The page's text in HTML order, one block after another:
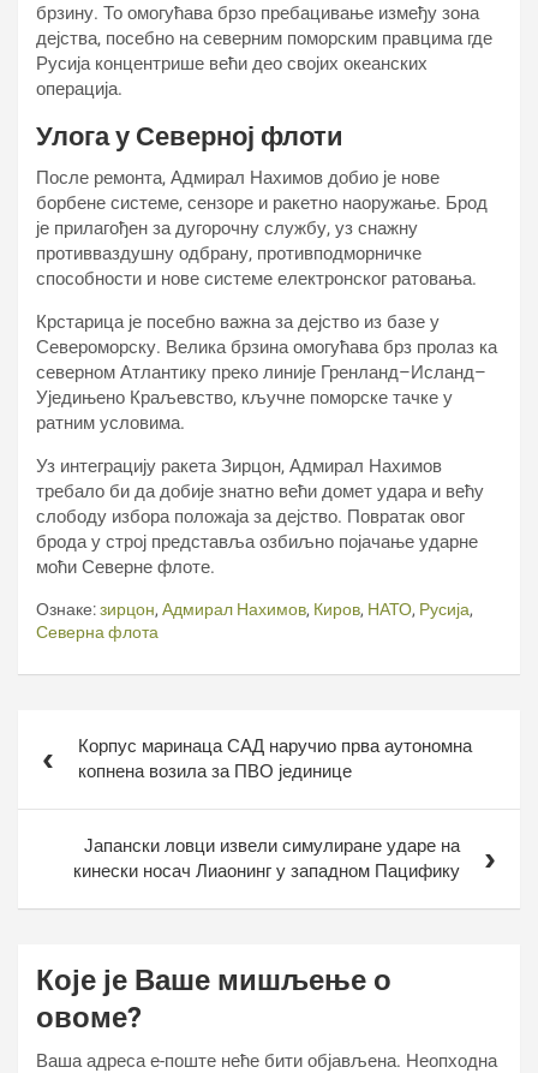
брзину. То омогућава брзо пребацивање између зона
дејства, посебно на северним поморским правцима где
Русија концентрише већи део својих океанских
операција.
Улога у Северној флоти
После ремонта, Адмирал Нахимов добио је нове
борбене системе, сензоре и ракетно наоружање. Брод
је прилагођен за дугорочну службу, уз снажну
противваздушну одбрану, противподморничке
способности и нове системе електронског ратовања.
Крстарица је посебно важна за дејство из базе у
Североморску. Велика брзина омогућава брз пролаз ка
северном Атлантику преко линије Гренланд–Исланд–
Уједињено Краљевство, кључне поморске тачке у
ратним условима.
Уз интеграцију ракета Зирцон, Адмирал Нахимов
требало би да добије знатно већи домет удара и већу
слободу избора положаја за дејство. Повратак овог
брода у строј представља озбиљно појачање ударне
моћи Северне флоте.
Ознаке:зирцон, Адмирал Нахимов, Киров, НАТО, Русија,
Северна флота
чланкаКорпус маринаца САД наручио прва аутономна
копнена возила за ПВО јединице
Јапански ловци извели симулиране ударе на
кинески носач Лиаонинг у западном Пацифику
Које је Ваше мишљење о
овоме?
Ваша адреса е-поште неће бити објављена. Неопходна